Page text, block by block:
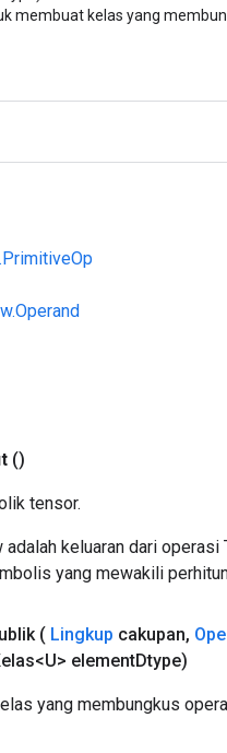
membuat kelas yang
()
tensor.
keluaran dari
yang mewakili
( Lingkup cakupan,
elementDtype)
yang membungkus